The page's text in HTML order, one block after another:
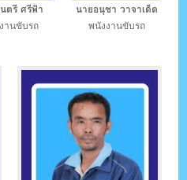
ตรี ศรีฟ้า
านขับรถ
นายอนุชา วาจาเด็ด
พนังงานขับรถ